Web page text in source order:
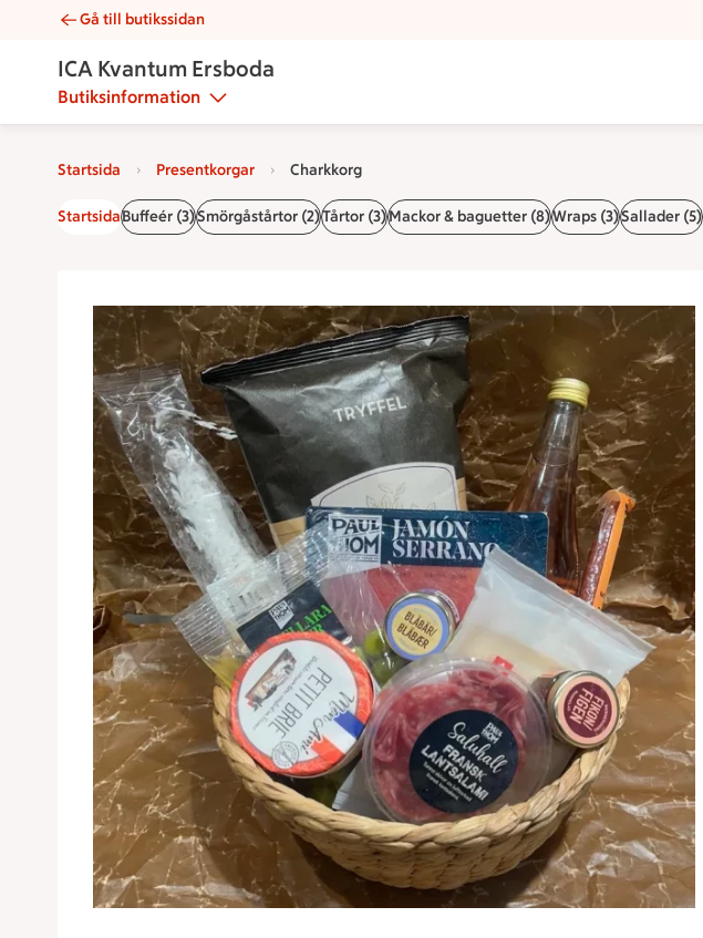
Charkkorg | Catering ICA Kvantum Ersboda
Gå till butikssidan
ICA Kvantum Ersboda
Butiksinformation
Startsida Presentkorgar Charkkorg
StartsidaBuffeér (3)Smörgåstårtor (2)Tårtor (3)Mackor & baguetter (8)Wraps (3)Sallader (5)